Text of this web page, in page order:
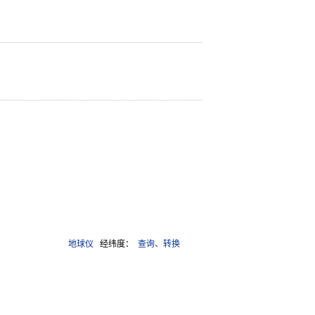
地球仪 经纬度： 查询、转换